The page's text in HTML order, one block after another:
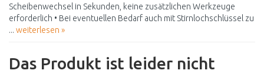
Scheibenwechsel in Sekunden, keine zusätzlichen Werkzeuge
erforderlich • Bei eventuellen Bedarf auch mit Stirnlochschlüssel zu
... weiterlesen »
Das Produkt ist leider nicht